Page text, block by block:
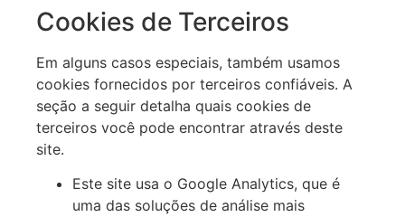
Cookies de Terceiros
Em alguns casos especiais, também usamos
cookies fornecidos por terceiros confiáveis. A
seção a seguir detalha quais cookies de
terceiros você pode encontrar através deste
site.
Este site usa o Google Analytics, que é
uma das soluções de análise mais